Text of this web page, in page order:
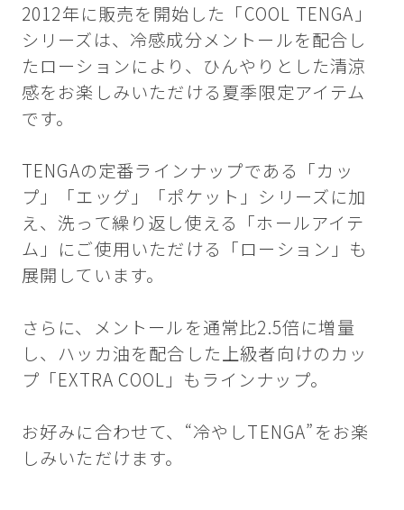
2012年に販売を開始した「COOL TENGA」
シリーズは、冷感成分メントールを配合し
たローションにより、ひんやりとした清涼
感をお楽しみいただける夏季限定アイテム
です。
TENGAの定番ラインナップである「カッ
プ」「エッグ」「ポケット」シリーズに加
え、洗って繰り返し使える「ホールアイテ
ム」にご使用いただける「ローション」も
展開しています。
さらに、メントールを通常比2.5倍に増量
し、ハッカ油を配合した上級者向けのカッ
プ「EXTRA COOL」もラインナップ。
お好みに合わせて、“冷やしTENGA”をお楽
しみいただけます。